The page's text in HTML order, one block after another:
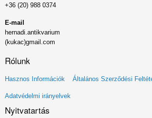
+36 (20) 988 0374
E-mail
hernadi.antikvarium
(kukac)gmail.com
Rólunk
Lábléc
menü
Hasznos Információk Általános Szerződési
Adatvédelmi irányelvek
Nyitvatartás